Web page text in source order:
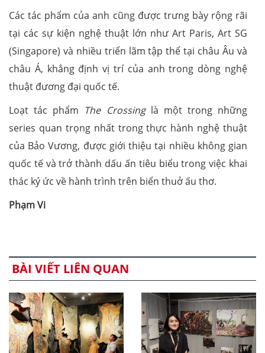
Các tác phẩm của anh cũng được trưng bày rộng rãi
tại các sự kiện nghệ thuật lớn như Art Paris, Art SG
(Singapore) và nhiều triển lãm tập thể tại châu Âu và
châu Á, khẳng định vị trí của anh trong dòng nghệ
thuật đương đại quốc tế.
Loạt tác phẩm The Crossinglà một trong những
series quan trọng nhất trong thực hành nghệ thuật
của Bảo Vương, được giới thiệu tại nhiều không gian
quốc tế và trở thành dấu ấn tiêu biểu trong việc khai
thác ký ức về hành trình trên biển thuở ấu thơ.
Phạm Vi
BÀI VIẾT LIÊN QUAN